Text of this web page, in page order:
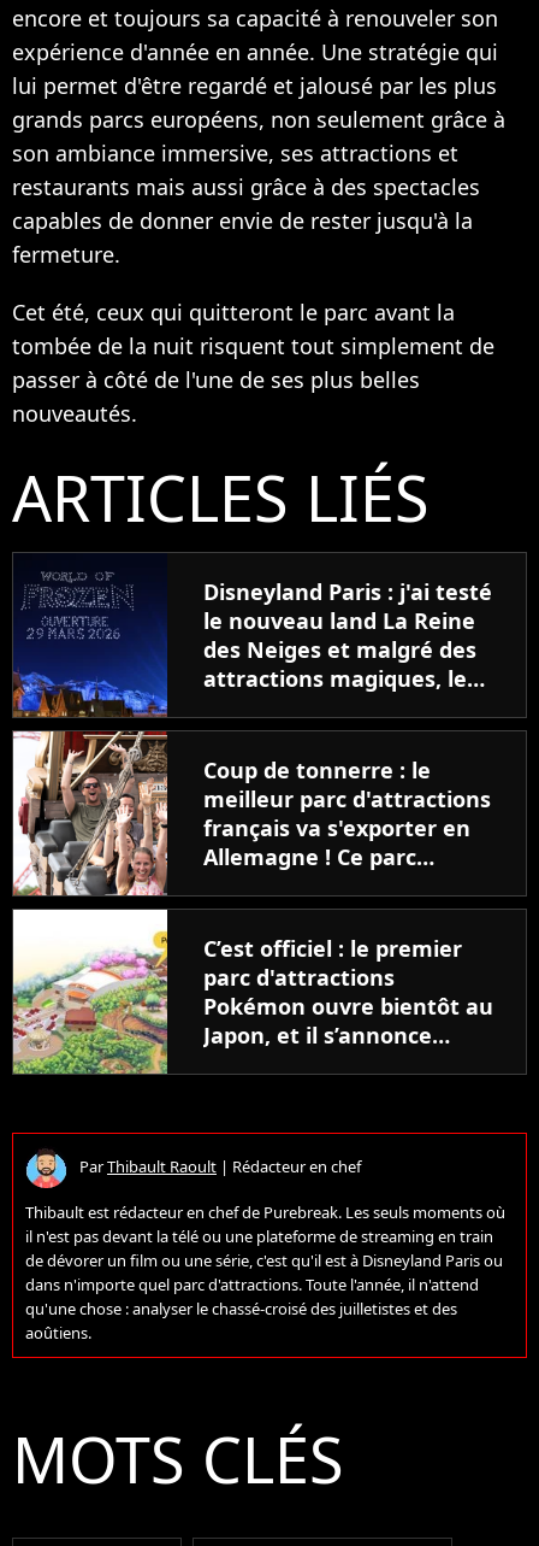
encore et toujours sa capacité à renouveler son
expérience d'année en année. Une stratégie qui
lui permet d'être regardé et jalousé par les plus
grands parcs européens, non seulement grâce à
son ambiance immersive, ses attractions et
restaurants mais aussi grâce à des spectacles
capables de donner envie de rester jusqu'à la
fermeture.
Cet été, ceux qui quitteront le parc avant la
tombée de la nuit risquent tout simplement de
passer à côté de l'une de ses plus belles
nouveautés.
ARTICLES LIÉS
Disneyland Paris : j'ai testé
le nouveau land La Reine
des Neiges et malgré des
attractions magiques, le
Coup de tonnerre : le
meilleur parc d'attractions
français va s'exporter en
Allemagne ! Ce parc
futur géant européen
C’est officiel : le premier
parc d'attractions
Pokémon ouvre bientôt au
Japon, et il s’annonce
ParThibault Raoult | Rédacteur en chef
Thibault est rédacteur en chef de Purebreak. Les seuls moments où
il n'est pas devant la télé ou une plateforme de streaming en train
de dévorer un film ou une série, c'est qu'il est à Disneyland Paris ou
dans n'importe quel parc d'attractions. Toute l'année, il n'attend
qu'une chose : analyser le chassé-croisé des juilletistes et des
aoûtiens.
MOTS CLÉS